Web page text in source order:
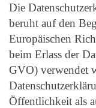
Die
beruht auf den
Europäischen
beim Erlass der
GVO) verwendet
Öffentlichkeit als